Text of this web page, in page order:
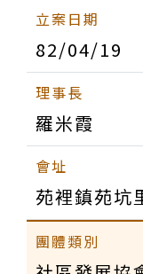
82/04/19
羅米霞
苑裡鎮苑坑